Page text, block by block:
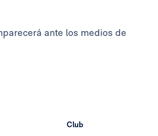
ante los medios de
Club